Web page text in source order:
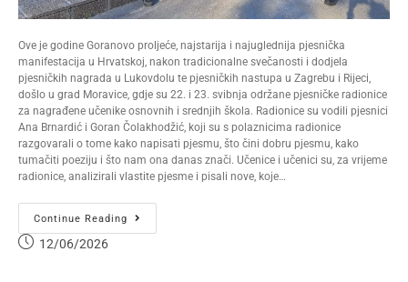
Ove je godine Goranovo proljeće, najstarija i najuglednija pjesnička
manifestacija u Hrvatskoj, nakon tradicionalne svečanosti i dodjela
pjesničkih nagrada u Lukovdolu te pjesničkih nastupa u Zagrebu i Rijeci,
došlo u grad Moravice, gdje su 22. i 23. svibnja održane pjesničke radionice
za nagrađene učenike osnovnih i srednjih škola. Radionice su vodili pjesnici
Ana Brnardić i Goran Čolakhodžić, koji su s polaznicima radionice
razgovarali o tome kako napisati pjesmu, što čini dobru pjesmu, kako
tumačiti poeziju i što nam ona danas znači. Učenice i učenici su, za vrijeme
radionice, analizirali vlastite pjesme i pisali nove, koje…
Continue Reading
12/06/2026